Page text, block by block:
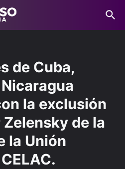
de Cuba,
la exclusión
de la
la Unión